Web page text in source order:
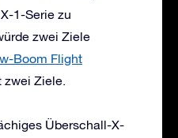
1-Serie zu
zwei Ziele
Boom Flight
zwei Ziele.
Überschall-X-